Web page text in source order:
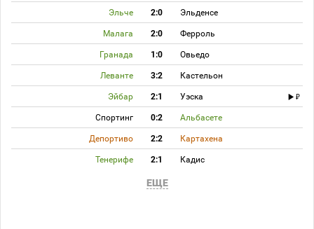
Эльче 2:0 Эльденсе
Малага 2:0 Ферроль
Гранада 1:0 Овьедо
Леванте 3:2 Кастельон
Эйбар 2:1 Уэска
Спортинг 0:2 Альбасете
Депортиво 2:2 Картахена
Тенерифе 2:1 Кадис
ЕЩЕ